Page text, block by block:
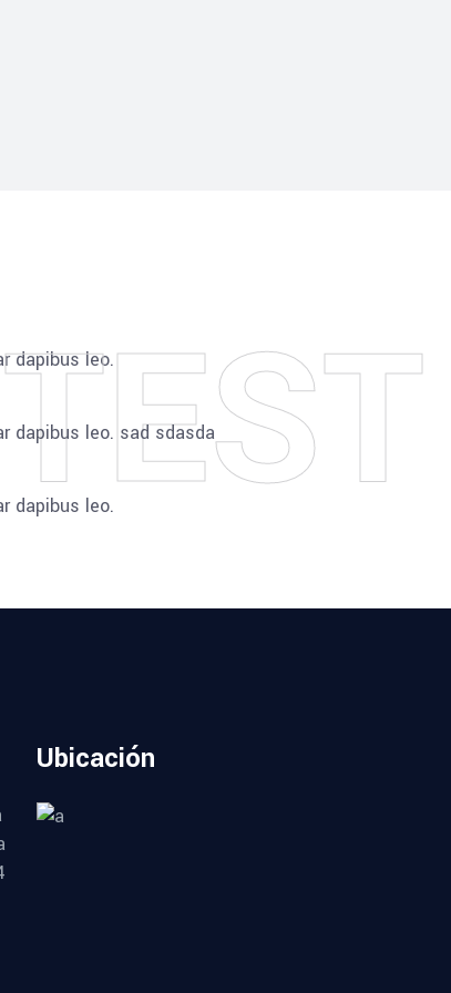
dapibus leo.
dapibus leo. sad sdasda
dapibus leo.
Ubicación